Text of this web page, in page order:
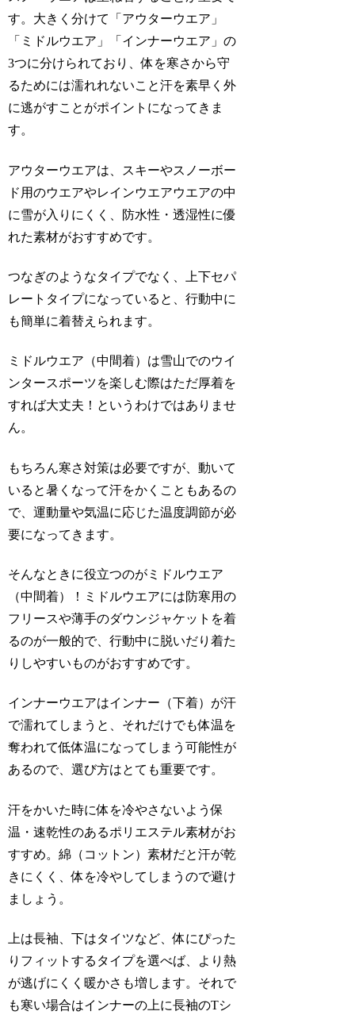
す。大きく分けて「アウターウエア」
「ミドルウエア」「インナーウエア」の
3つに分けられており、体を寒さから守
るためには濡れれないこと汗を素早く外
に逃がすことがポイントになってきま
す。
アウターウエアは、スキーやスノーボー
ド用のウエアやレインウエアウエアの中
に雪が入りにくく、防水性・透湿性に優
れた素材がおすすめです。
つなぎのようなタイプでなく、上下セパ
レートタイプになっていると、行動中に
も簡単に着替えられます。
ミドルウエア（中間着）は雪山でのウイ
ンタースポーツを楽しむ際はただ厚着を
すれば大丈夫！というわけではありませ
ん。
もちろん寒さ対策は必要ですが、動いて
いると暑くなって汗をかくこともあるの
で、運動量や気温に応じた温度調節が必
要になってきます。
そんなときに役立つのがミドルウエア
（中間着）！ミドルウエアには防寒用の
フリースや薄手のダウンジャケットを着
るのが一般的で、行動中に脱いだり着た
りしやすいものがおすすめです。
インナーウエアはインナー（下着）が汗
で濡れてしまうと、それだけでも体温を
奪われて低体温になってしまう可能性が
あるので、選び方はとても重要です。
汗をかいた時に体を冷やさないよう保
温・速乾性のあるポリエステル素材がお
すすめ。綿（コットン）素材だと汗が乾
きにくく、体を冷やしてしまうので避け
ましょう。
上は長袖、下はタイツなど、体にぴった
りフィットするタイプを選べば、より熱
が逃げにくく暖かさも増します。それで
も寒い場合はインナーの上に長袖のTシ